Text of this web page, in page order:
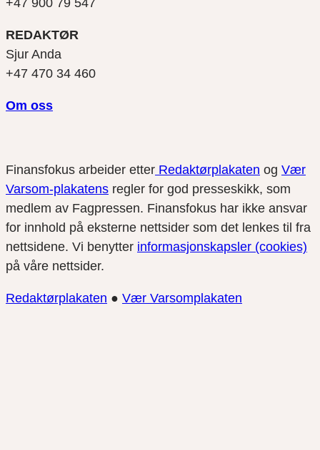
+47 900 79 547
REDAKTØR
Sjur Anda
+47 470 34 460
Om oss
Finansfokus arbeider etter Redaktørplakaten og Vær
Varsom-plakatens regler for god presseskikk, som
medlem av Fagpressen. Finansfokus har ikke ansvar
for innhold på eksterne nettsider som det lenkes til fra
nettsidene. Vi benytter informasjonskapsler (cookies)
på våre nettsider.
Redaktørplakaten ● Vær Varsomplakaten